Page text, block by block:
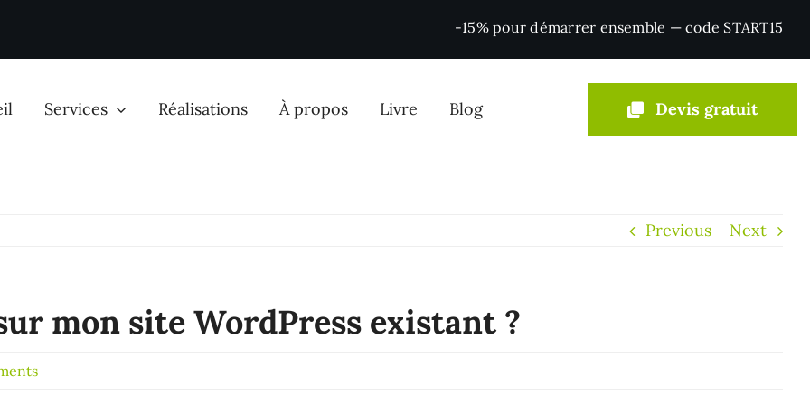
-15% pour démarrer ensemble — code START15
Services Réalisations À propos Livre Blog Devis gratuit
Previous Next
mon site WordPress existant ?